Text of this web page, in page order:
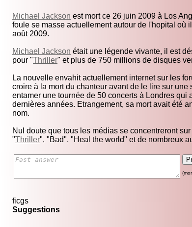
Michael Jackson est mort ce 26 juin 2009 à Los
foule se masse actuellement autour de l'hopital où
août 2009.
Michael Jackson était une légende vivante, il est
pour "Thriller" et plus de 750 millions de disques
La nouvelle envahit actuellement internet sur les
croire à la mort du chanteur avant de le lire sur
entamer une tournée de 50 concerts à Londres
dernières années. Etrangement, sa mort avait été
nom.
Nul doute que tous les médias se concentreront
"Thriller", "Bad", "Heal the world" et de nombreux
ficgs
Suggestions